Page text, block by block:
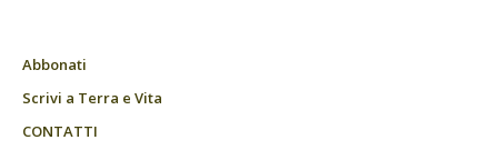
Abbonati
Scrivi a Terra e Vita
CONTATTI